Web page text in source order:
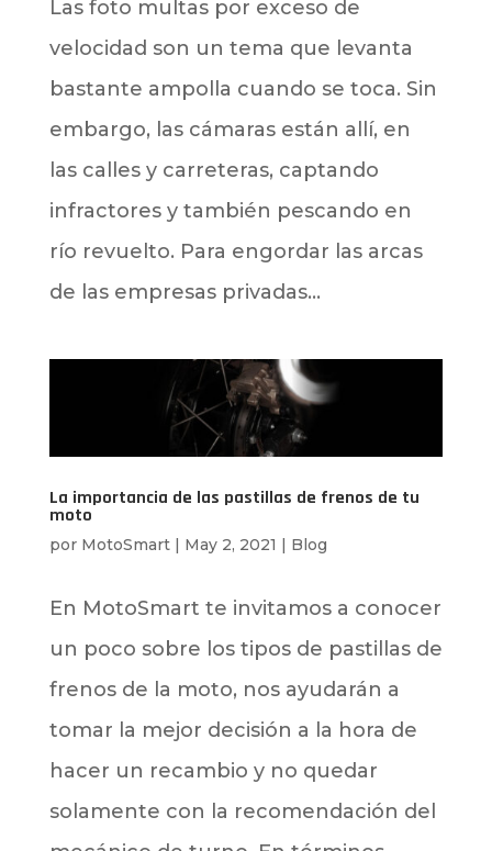
Las foto multas por exceso de
velocidad son un tema que levanta
bastante ampolla cuando se toca. Sin
embargo, las cámaras están allí, en
las calles y carreteras, captando
infractores y también pescando en
río revuelto. Para engordar las arcas
de las empresas privadas...
La importancia de las pastillas de frenos de tu
moto
por MotoSmart| May 2, 2021 Blog
En MotoSmart te invitamos a conocer
un poco sobre los tipos de pastillas de
frenos de la moto, nos ayudarán a
tomar la mejor decisión a la hora de
hacer un recambio y no quedar
solamente con la recomendación del